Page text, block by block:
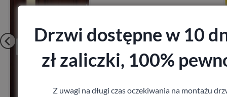
Zobacz
Drzwi dostępne w 10
zł zaliczki, 100%
Z uwagi na długi czas oczekiwania na montażu